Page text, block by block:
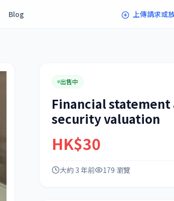
Blog 上傳請求或
出售中
Financial statement
security valuation
HK$30
大約 3 年前 179 瀏覽